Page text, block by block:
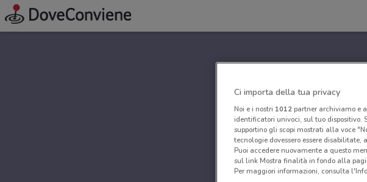
Ci importa della tua privacy
Noi e i nostri 1012partner archiviamo e
identificatori univoci, sul tuo
supportino gli scopi mostrati alla voce
tecnologie dovessero essere
Puoi accedere nuovamente a questo
sul link Mostra finalità in fondo alla
Per maggiori informazioni, consulta